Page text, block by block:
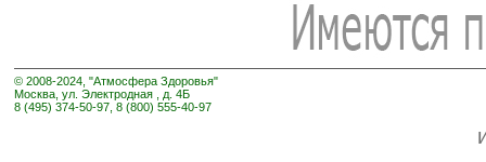
© 2008-2024, "Атмосфера Здоровья"
Москва, ул. Электродная , д. 4Б
8 (495) 374-50-97, 8 (800) 555-40-97